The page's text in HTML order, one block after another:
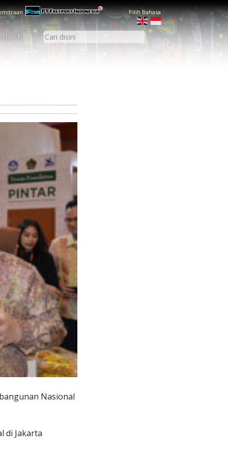
Pilih Bahasa :
Nasional
di Jakarta